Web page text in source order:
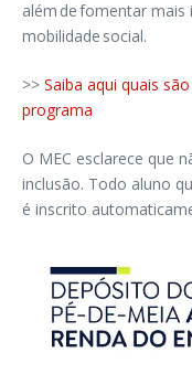
além de fomentar
mobilidade social.
>> Saiba aqui quais
programa
O MEC esclarece que
inclusão. Todo aluno
é inscrito